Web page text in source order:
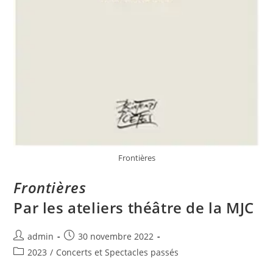
Frontières
Frontières
Par les ateliers théâtre de la MJC
admin
30 novembre 2022
2023 / Concerts et Spectacles passés